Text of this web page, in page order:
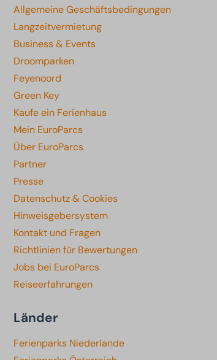
Allgemeine Geschäftsbedingungen
Langzeitvermietung
Business & Events
Droomparken
Feyenoord
Green Key
Kaufe ein Ferienhaus
Mein EuroParcs
Über EuroParcs
Partner
Presse
Datenschutz & Cookies
Hinweisgebersystem
Kontakt und Fragen
Richtlinien für Bewertungen
Jobs bei EuroParcs
Reiseerfahrungen
Länder
Ferienparks Niederlande